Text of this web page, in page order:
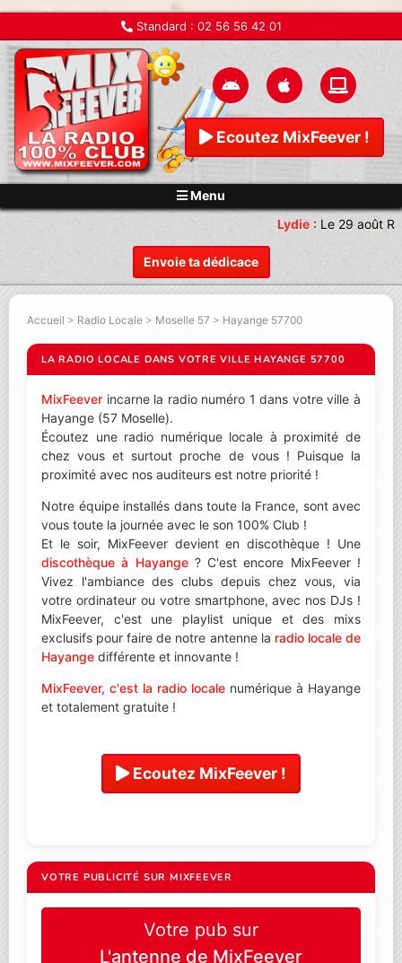
Standard : 02 56 56 42 01
Ecoutez MixFeever !
Menu
Envoie ta dédicace
Lydie: Le 29 août
Accueil > Radio Locale > Moselle 57 > Hayange 57700
LA RADIO LOCALE DANS VOTRE VILLE HAYANGE 57700
MixFeever incarne la radio numéro 1 dans votre ville à
Hayange (57 Moselle).
Écoutez une radio numérique locale à proximité de
chez vous et surtout proche de vous ! Puisque la
proximité avec nos auditeurs est notre priorité !
Notre équipe installés dans toute la France, sont avec
vous toute la journée avec le son 100% Club !
Et le soir, MixFeever devient en discothèque ! Une
discothèque à Hayange? C'est encore MixFeever !
Vivez l'ambiance des clubs depuis chez vous, via
votre ordinateur ou votre smartphone, avec nos DJs !
MixFeever, c'est une playlist unique et des mixs
exclusifs pour faire de notre antenne la radio locale de
Hayange différente et innovante !
MixFeever, c'est la radio locale numérique à Hayange
et totalement gratuite !
Ecoutez MixFeever !
VOTRE PUBLICITÉ SUR MIXFEEVER
Votre pub sur
L'antenne de MixFeever